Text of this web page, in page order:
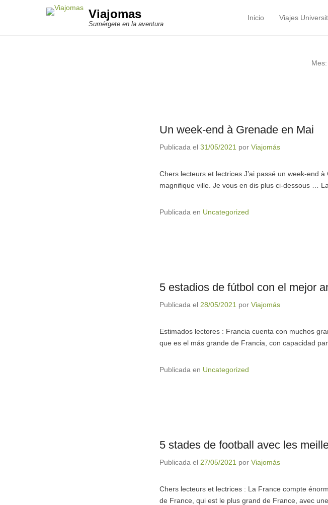
Viajomas
Sumérgete en la aventura
Menú principal
Saltar al contenido
Inicio Viajes
Mes:
Un week-end à Grenade en Mai
Publicada el 31/05/2021 por Viajomás
Chers lecteurs et lectrices J’ai passé un week-end
magnifique ville. Je vous en dis plus ci-dessous …
Publicada en Uncategorized
5 estadios de fútbol con el mejor
Publicada el 28/05/2021 por Viajomás
Estimados lectores : Francia cuenta con muchos
que es el más grande de Francia, con capacidad
Publicada en Uncategorized
5 stades de football avec les
Publicada el 27/05/2021 por Viajomás
Chers lecteurs et lectrices : La France compte
de France, qui est le plus grand de France, avec